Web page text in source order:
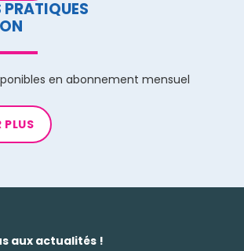
PRATIQUES
en abonnement mensuel
PLUS
aux actualités !